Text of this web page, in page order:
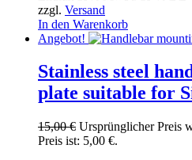
zzgl. Versand
In den Warenkorb
Angebot!
Stainless steel
plate suitable for
15,00€ Ursprünglicher Preis
Preis ist: 5,00 €.